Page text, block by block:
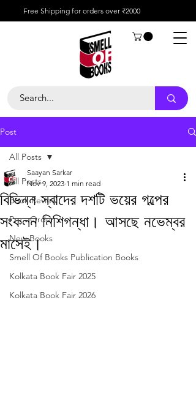
Free Shipping for orders over ₹2000
Post
All Posts
Book Review
Pre - Order
New Books
Smell Of Books Publication Books
Kolkata Book Fair 2025
Kolkata Book Fair 2026
All Posts
বিভিন্ন স্বাদের দশটি ভয়ের গল্পের
সংকলন নিশিগন্ধা। আসছে নভেম্বর
মাসেই।
Saayan Sarkar
Nov 9, 2023 1 min read